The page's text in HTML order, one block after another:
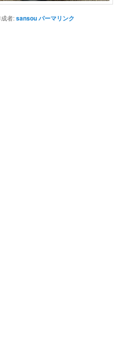
者:sansouパーマリンク